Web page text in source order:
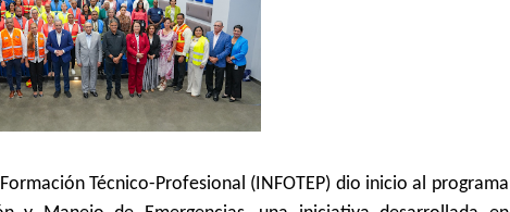
Técnico-Profesional (INFOTEP) dio inicio al programa